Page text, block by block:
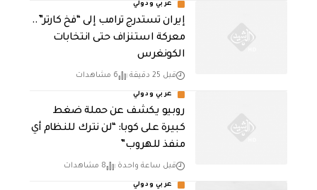
عربي ودولي
إيران تستدرج ترامب إلى “فخ كارتر”..
معركة استنزاف حتى انتخابات
الكونغرس
قبل 25 دقيقة 6 مشاهدات
عربي ودولي
روبيو يكشف عن حملة ضغط
كبيرة على كوبا: “لن نترك للنظام أي
منفذ للهروب”
قبل ساعة واحدة 8 مشاهدات
عربي ودولي